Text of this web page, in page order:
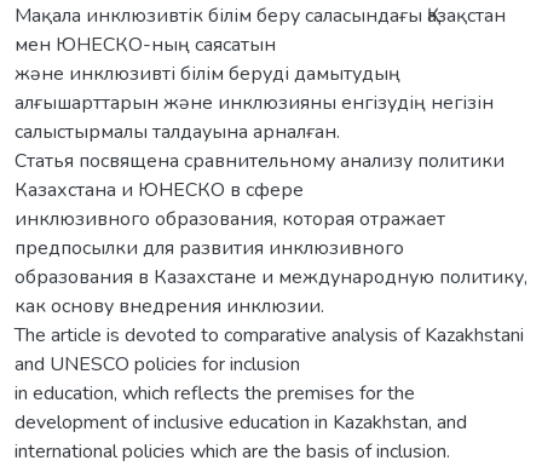
Мақала инклюзивтік білім беру саласындағы Қазақстан
мен ЮНЕСКО-ның саясатын
жəне инклюзивті білім беруді дамытудың
алғышарттарын жəне инклюзияны енгізудің негізін
салыстырмалы талдауына арналған.
Статья посвящена сравнительному анализу политики
Казахстана и ЮНЕСКО в сфере
инклюзивного образования, которая отражает
предпосылки для развития инклюзивного
образования в Казахстане и международную политику,
как основу внедрения инклюзии.
The article is devoted to comparative analysis of Kazakhstani
and UNESCO policies for inclusion
in education, which reflects the premises for the
development of inclusive education in Kazakhstan, and
international policies which are the basis of inclusion.